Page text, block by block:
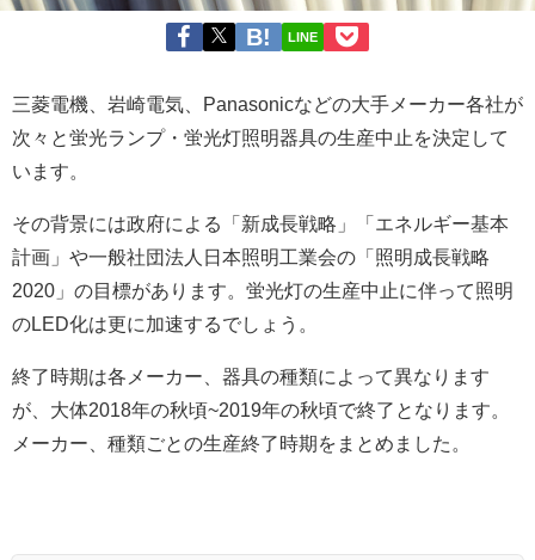
LINE
三菱電機、岩崎電気、Panasonicなどの大手メーカー各社が
次々と蛍光ランプ・蛍光灯照明器具の生産中止を決定して
います。
その背景には政府による「新成長戦略」「エネルギー基本
計画」や一般社団法人日本照明工業会の「照明成長戦略
2020」の目標があります。蛍光灯の生産中止に伴って照明
のLED化は更に加速するでしょう。
終了時期は各メーカー、器具の種類によって異なります
が、大体2018年の秋頃~2019年の秋頃で終了となります。
メーカー、種類ごとの生産終了時期をまとめました。